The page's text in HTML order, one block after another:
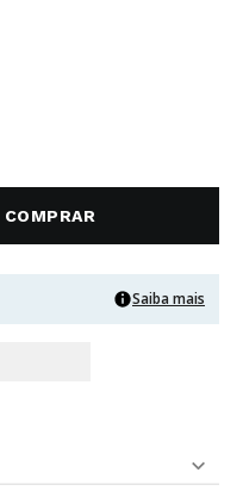
COMPRAR
Saiba mais